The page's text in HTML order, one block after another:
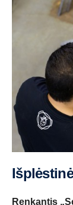
Renkantis